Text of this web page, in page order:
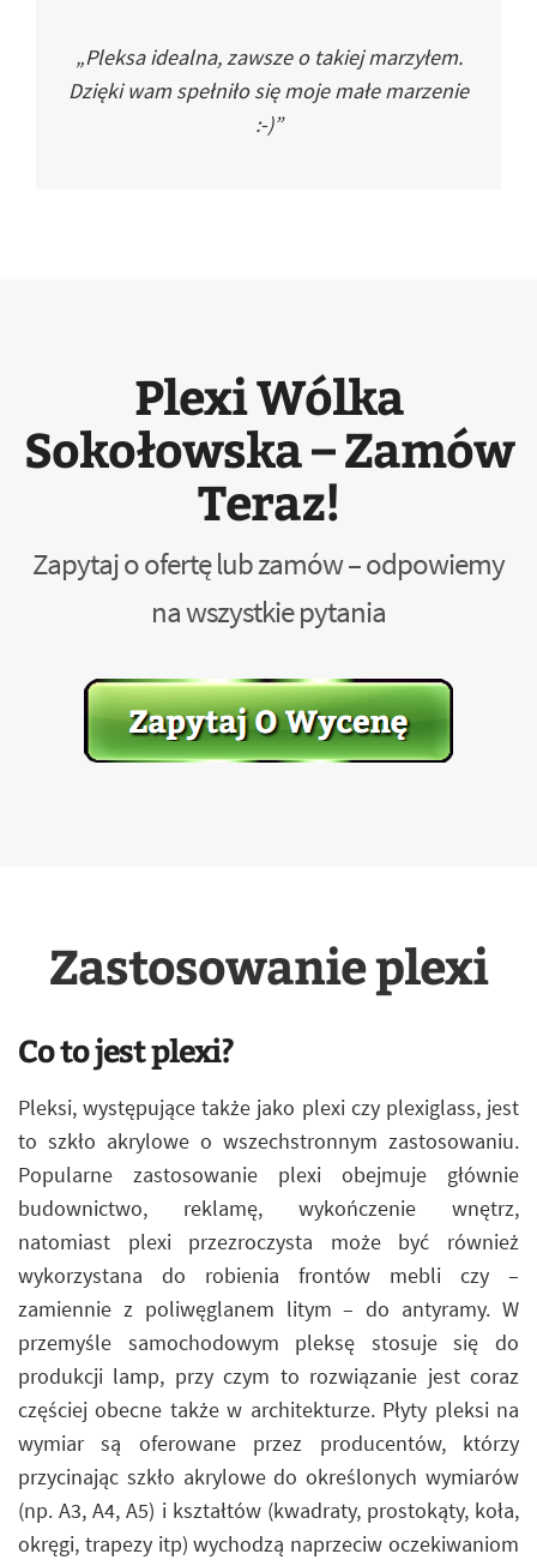
„Pleksa idealna, zawsze o takiej marzyłem.
Dzięki wam spełniło się moje małe marzenie
:-)”
Plexi Wólka
Sokołowska – Zamów
Teraz!
Zapytaj o ofertę lub zamów – odpowiemy
na wszystkie pytania
Zastosowanie plexi
Co to jest plexi?
Pleksi, występujące także jako plexi czy plexiglass, jest
to szkło akrylowe o wszechstronnym zastosowaniu.
Popularne zastosowanie plexi obejmuje głównie
budownictwo, reklamę, wykończenie wnętrz,
natomiast plexi przezroczysta może być również
wykorzystana do robienia frontów mebli czy –
zamiennie z poliwęglanem litym – do antyramy. W
przemyśle samochodowym pleksę stosuje się do
produkcji lamp, przy czym to rozwiązanie jest coraz
częściej obecne także w architekturze. Płyty pleksi na
wymiar są oferowane przez producentów, którzy
przycinając szkło akrylowe do określonych wymiarów
(np. A3, A4, A5) i kształtów (kwadraty, prostokąty, koła,
okręgi, trapezy itp) wychodzą naprzeciw oczekiwaniom